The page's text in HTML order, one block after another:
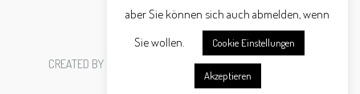
CREATED BY SCHÄFER WERBEAGENTUR GMBH
aber Sie können sich auch abmelden, wenn
Sie wollen.
Cookie Einstellungen
Akzeptieren